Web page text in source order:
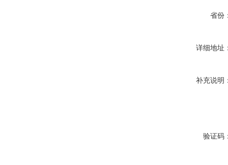
省份
详细地址
补充说明
验证码